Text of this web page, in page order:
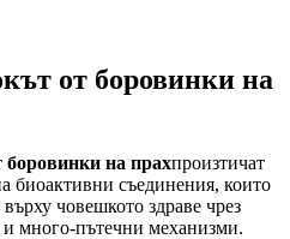
от боровинки на
боровинки на прахпроизтичат
биоактивни съединения, които
човешкото здраве чрез
много-пътечни механизми.